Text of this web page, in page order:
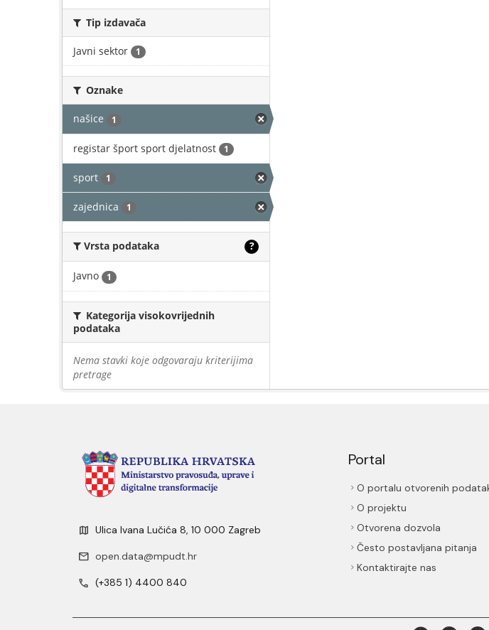
Tip izdavača
Javni sektor 1
Oznake
našice 1
registar šport sport djelatnost 1
sport 1
zajednica 1
Vrsta podataka ?
Javno 1
Kategorija visokovrijednih
podataka
Nema stavki koje odgovaraju kriterijima
pretrage